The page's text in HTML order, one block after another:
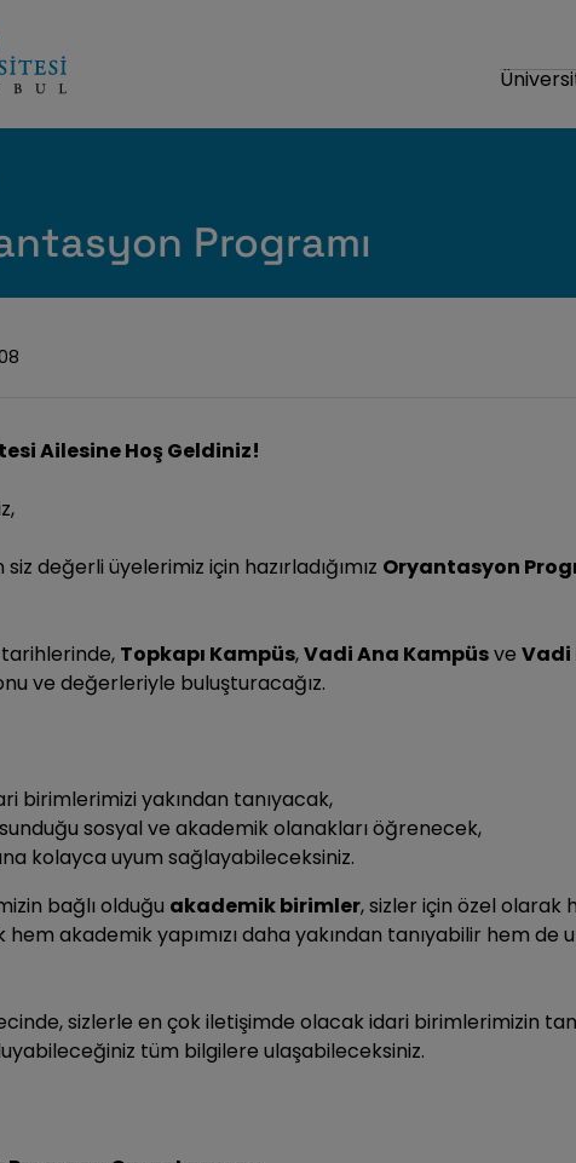
Programı
Ailesine Hoş Geldiniz!
değerli üyelerimiz için hazırladığımız Oryantasyon
tarihlerinde, Topkapı Kampüs,Vadi Ana Kampüsve Vadi
ve değerleriyle buluşturacağız.
birimlerimizi yakından tanıyacak,
sosyal ve akademik olanakları öğrenecek,
kolayca uyum sağlayabileceksiniz.
bağlı olduğu akademik birimler, sizler için özel olarak
akademik yapımızı daha yakından tanıyabilir hem de
sizlerle en çok iletişimde olacak idari birimlerimizin
tüm bilgilere ulaşabileceksiniz.